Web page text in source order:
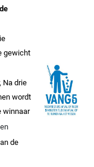
gewicht
Na drie
wordt
winnaar
de